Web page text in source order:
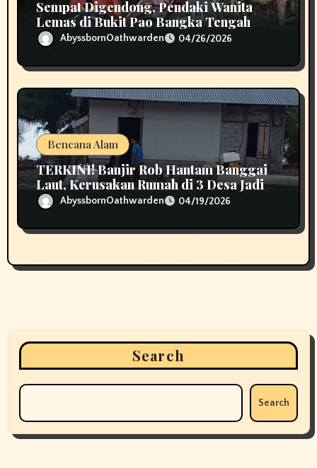
Sempat Digendong, Pendaki Wanita
Lemas di Bukit Pao Bangka Tengah
Bikin Panik
AbyssbornOathwarden 04/26/2026
Bencana Alam
TERKINI! Banjir Rob Hantam Banggai
Laut, Kerusakan Rumah di 3 Desa Jadi
Perhatian
AbyssbornOathwarden 04/19/2026
Search
Search